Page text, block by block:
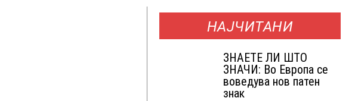
НАЈЧИТАНИ
ЗНАEТЕ ЛИ ШТО
ЗНАЧИ: Во Европа се
воведува нов патен
знак